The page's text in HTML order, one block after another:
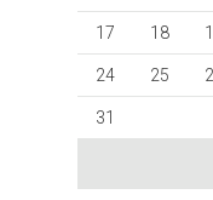
17 18
24 25
31